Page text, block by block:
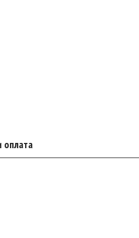
оплата